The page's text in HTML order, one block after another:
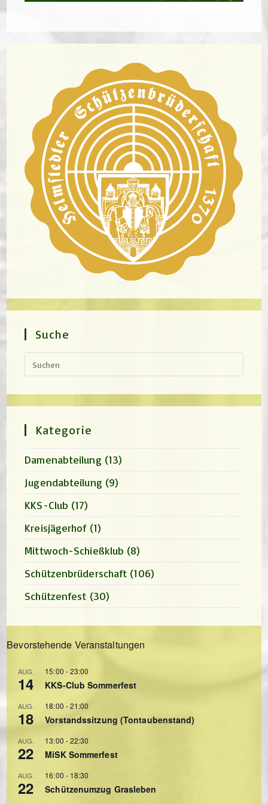
Suche
Kategorie
Damenabteilung (13)
Jugendabteilung (9)
KKS-Club (17)
Kreisjägerhof (1)
Mittwoch-Schießklub (8)
Schützenbrüderschaft (106)
Schützenfest (30)
Bevorstehende Veranstaltungen
AUG.
14
15:00 -23:00
KKS-Club Sommerfest
AUG.
18
18:00 -21:00
Vorstandssitzung (Tontaubenstand)
AUG.
22
13:00 -22:30
MiSK Sommerfest
AUG.
22
16:00 - 18:30
Schützenumzug Grasleben